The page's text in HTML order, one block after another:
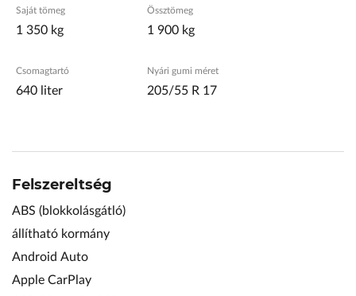
Saját tömeg
1 350 kg
Össztömeg
1 900 kg
Csomagtartó
640 liter
Nyári gumi méret
205/55 R 17
Felszereltség
ABS (blokkolásgátló)
állítható kormány
Android Auto
Apple CarPlay